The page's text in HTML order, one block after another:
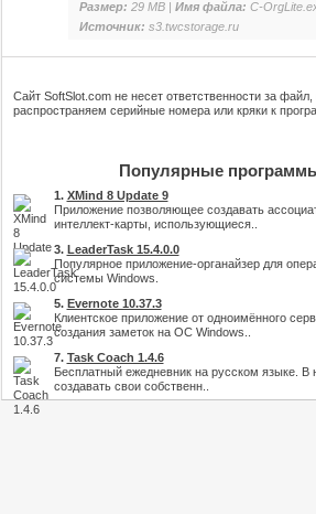
Размер: 29 MB | Имя файла: C-
Источник: s3.twcstorage.ru
Сайт SoftSlot.com не несет ответственности за
распространяем серийные номера или кряки к
Популярные
1. XMind 8 Update 9
Приложение позволяющее создавать
интеллект-карты, использующиеся..
3. LeaderTask 15.4.0.0
Популярное приложение-органайзер для
системы Windows.
5. Evernote 10.37.3
Клиентское приложение от одноимённого
создания заметок на ОС Windows..
7. Task Coach 1.4.6
Бесплатный ежедневник на русском языке.
создавать свои собственн..